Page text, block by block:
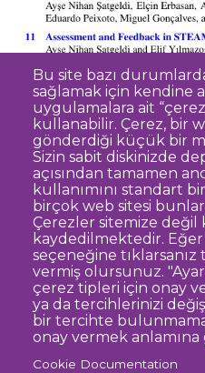
Bu site bazı
sağlamak için kendine
uygulamalara ait
kullanabilir. Çerez, bir
gönderdiği küçük bir
Sizin sabit diskinizde
açısından tamamen
kullanımını standart
birçok web sitesi
Çerezler sitemize değil
kaydedilmektedir. Eğer
seçeneğine
vermiş olursunuz.
çerez tipleri için onay
ya da tercihlerinizi
bir tercihte
onay vermek
Cookie Documentation
Dipnot
Clarification Text on Personal
Processing
Disclaimer
Corporate
Open Consent Statement
© TED University. Ziya Gökalp
Çankaya - Ankara
TED
UniversityUniversityUniversityUniversity